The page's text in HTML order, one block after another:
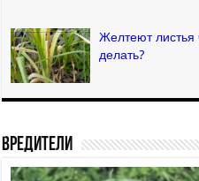
Желтеют листья
делать?
Вредители